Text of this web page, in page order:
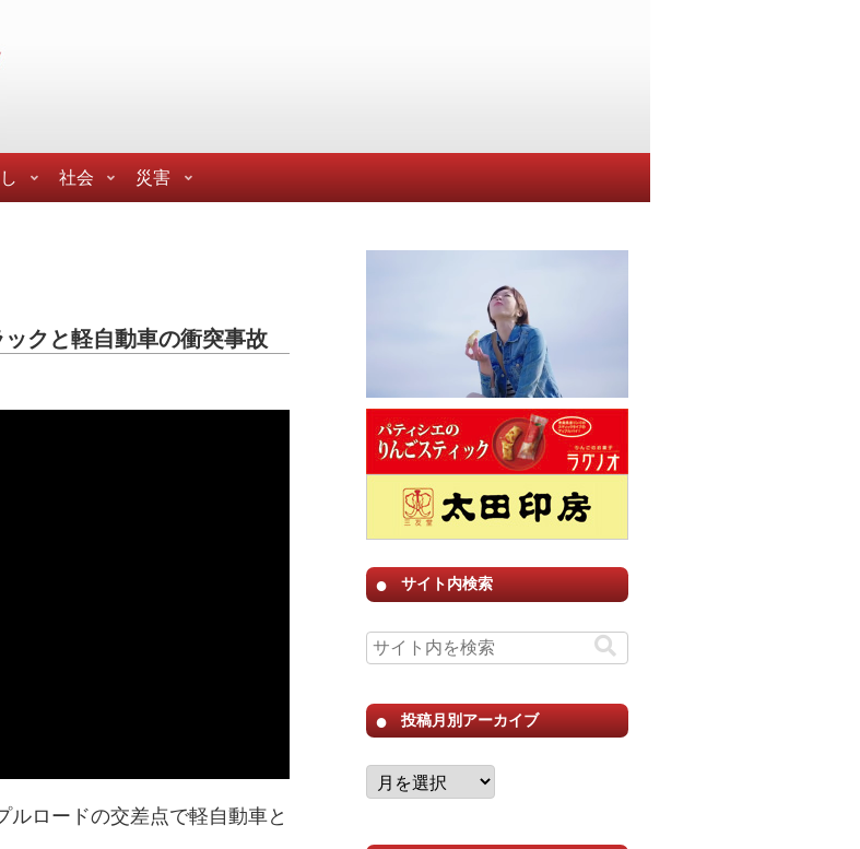
社会 災害
クと軽自動車の衝突事故
ロードの交差点で軽自動車と
サイト内検索
投稿月別アーカイブ